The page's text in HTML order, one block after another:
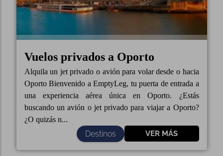
Vuelos privados a Oporto
Alquila un jet privado o avión para volar desde o hacia
Oporto Bienvenido a EmptyLeg, tu puerta de entrada a
una experiencia aérea única en Oporto. ¿Estás
buscando un avión o jet privado para viajar a Oporto?
¿O quizás n...
Destinos VER MÁS